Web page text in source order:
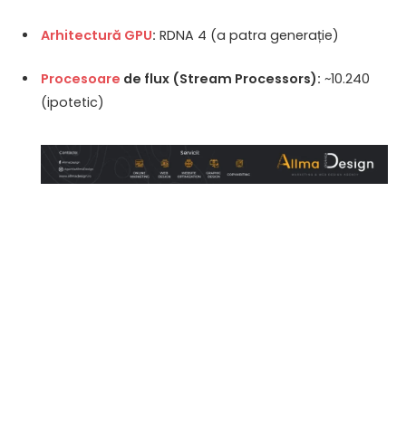
Arhitectură GPU: RDNA 4 (a patra generație)
Procesoare de flux (Stream Processors): ~10.240
(ipotetic)